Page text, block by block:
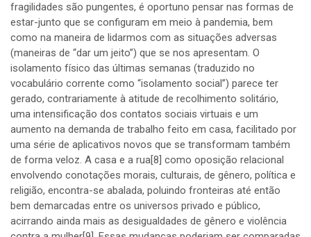
fragilidades são pungentes, é oportuno pensar nas formas de
estar-junto que se configuram em meio à pandemia, bem
como na maneira de lidarmos com as situações adversas
(maneiras de “dar um jeito”) que se nos apresentam. O
isolamento físico das últimas semanas (traduzido no
vocabulário corrente como “isolamento social”) parece ter
gerado, contrariamente à atitude de recolhimento solitário,
uma intensificação dos contatos sociais virtuais e um
aumento na demanda de trabalho feito em casa, facilitado por
uma série de aplicativos novos que se transformam também
de forma veloz. A casa e a rua[8] como oposição relacional
envolvendo conotações morais, culturais, de gênero, política e
religião, encontra-se abalada, poluindo fronteiras até então
bem demarcadas entre os universos privado e público,
acirrando ainda mais as desigualdades de gênero e violência